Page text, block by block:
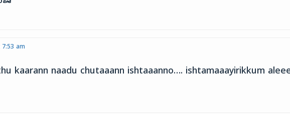
am
kaarann naadu chutaaann ishtaaanno…. ishtamaaayirikkum